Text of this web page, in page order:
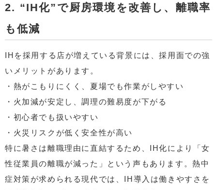
2. “IH化”で厨房環境を改善し、離職率
も低減
IHを採用する店が増えている背景には、採用面での強
いメリットがあります。
・熱がこもりにくく、夏場でも作業がしやすい
・火加減が安定し、調理の難易度が下がる
・初心者でも扱いやすい
・火災リスクが低く安全性が高い
特に暑さは離職理由に直結するため、IH化により「女
性従業員の離職が減った」という声もあります。熱中
症対策が求められる現代では、IH導入は働きやすさを